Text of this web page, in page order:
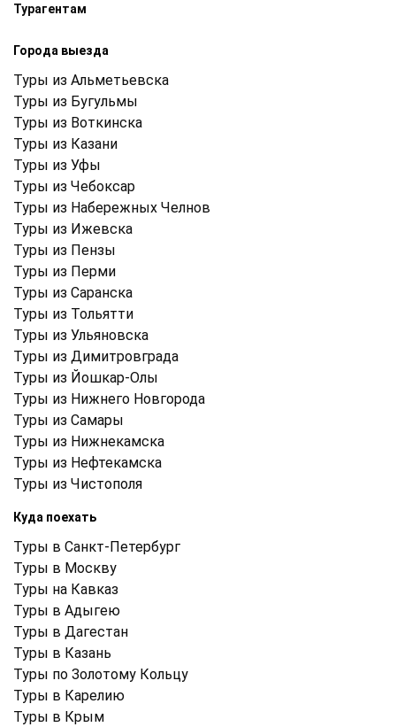
Турагентам
Города выезда
Туры из Альметьевска
Туры из Бугульмы
Туры из Воткинска
Туры из Казани
Туры из Уфы
Туры из Чебоксар
Туры из Набережных Челнов
Туры из Ижевска
Туры из Пензы
Туры из Перми
Туры из Саранска
Туры из Тольятти
Туры из Ульяновска
Туры из Димитровграда
Туры из Йошкар-Олы
Туры из Нижнего Новгорода
Туры из Самары
Туры из Нижнекамска
Туры из Нефтекамска
Туры из Чистополя
Куда поехать
Туры в Санкт-Петербург
Туры в Москву
Туры на Кавказ
Туры в Адыгею
Туры в Дагестан
Туры в Казань
Туры по Золотому Кольцу
Туры в Карелию
Туры в Крым